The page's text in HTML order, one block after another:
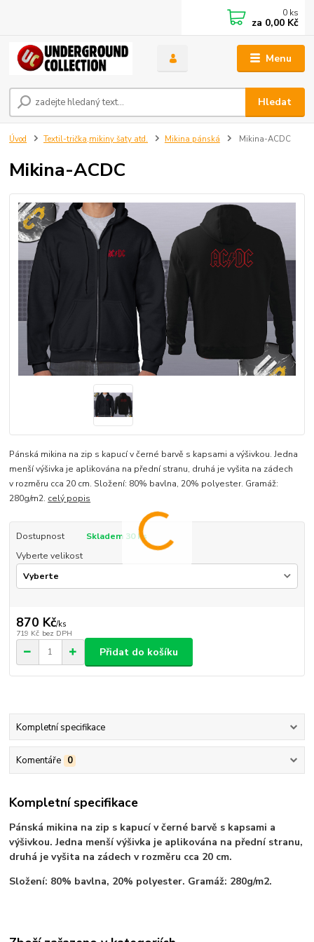
Menu
Hledat
0 ks
za 0,00 Kč
Úvod Textil-trička,mikiny šaty atd. Mikina pánská Mikina-ACDC
Mikina-ACDC
Pánská mikina na zip s kapucí v černé barvě s kapsami a výšivkou. Jedna
menší výšivka je aplikována na přední stranu, druhá je vyšita na zádech
v rozměru cca 20 cm. Složení: 80% bavlna, 20% polyester. Gramáž:
280g/m2. celý popis
Dostupnost
Skladem 30 ks
Vyberte velikost
870 Kč/ks
719 Kč bez DPH
Přidat do košíku
Kompletní specifikace
Komentáře 0
Kompletní specifikace
Pánská mikina na zip s kapucí v černé barvě s kapsami a
výšivkou. Jedna menší výšivka je aplikována na přední stranu,
druhá je vyšita na zádech v rozměru cca 20 cm.
Složení: 80% bavlna, 20% polyester. Gramáž: 280g/m2.